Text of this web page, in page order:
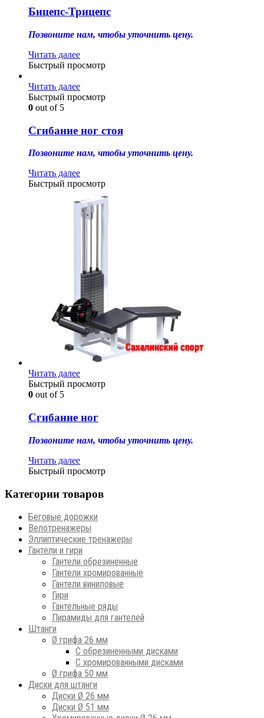
Бицепс-Трицепс
Позвоните нам, чтобы уточнить цену.
Читать далее
Быстрый просмотр
Читать далее
Быстрый просмотр
0 out of 5
Сгибание ног стоя
Позвоните нам, чтобы уточнить цену.
Читать далее
Быстрый просмотр
Читать далее
Быстрый просмотр
0 out of 5
Сгибание ног
Позвоните нам, чтобы уточнить цену.
Читать далее
Быстрый просмотр
Категории товаров
Беговые дорожки
Велотренажеры
Эллиптические тренажеры
Гантели и гири
Гантели обрезиненные
Гантели хромированные
Гантели виниловые
Гири
Гантельные ряды
Пирамиды для гантелей
Штанги
Ø грифа 26 мм
С обрезиненными дисками
С хромированными дисками
Ø грифа 50 мм
Диски для штанги
Диски Ø 26 мм
Диски Ø 51 мм